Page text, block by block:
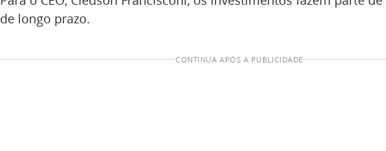
de longo prazo.
CONTINUA APÓS A PUBLICIDADE